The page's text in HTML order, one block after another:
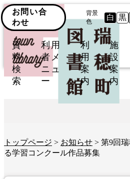
お問い合
わせ
背景
色
白 黒
資
料
検
索
利用
者メ
ニュ
ー
利
用
案
内
施
設
案
内
トップページ > お知らせ > 第9回
る学習コンクール作品募集